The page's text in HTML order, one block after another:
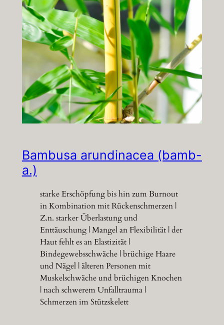
Bambusa arundinacea (bamb-
a.)
starke Erschöpfung bis hin zum Burnout
in Kombination mit Rückenschmerzen |
Z.n. starker Überlastung und
Enttäuschung | Mangel an Flexibilität | der
Haut fehlt es an Elastizität |
Bindegewebsschwäche | brüchige Haare
und Nägel | älteren Personen mit
Muskelschwäche und brüchigen Knochen
| nach schwerem Unfalltrauma |
Schmerzen im Stützskelett